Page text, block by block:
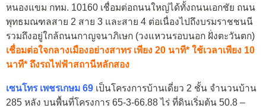
หนองแขม กทม. 10160 เชื่อมต่อถนนใหญ่ได้ทั้งถนนเอกชัย ถนน
พุทธมณฑลสาย 2 สาย 3 และสาย 4 ต่อเนื่องไปถึงบรมราชชนนี
รวมถึงอยู่ใกล้ถนนกาญจนาภิเษก (วงแหวนรอบนอก ฝั่งตะวันตก)
เชื่อมต่อใจกลางเมืองอย่างสาทร เพียง 20 นาที* ใช้เวลาเพียง 10
นาที* ถึงรถไฟฟ้าสถานีหลักสอง
เซนโทร เพชรเกษม 69 เป็นโครงการบ้านเดี่ยว 2 ชั้น จำนวนบ้าน
285 หลัง บนพื้นที่โครงการ 65-3-66.88 ไร่ ที่ดินเริ่มต้น 50.8 –